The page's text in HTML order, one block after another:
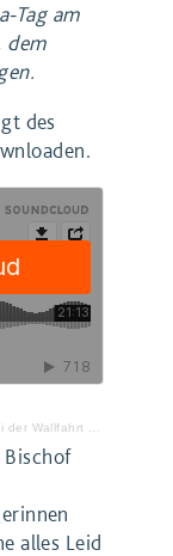
Tag am
dem
des
Mindelstetten
Bischof
alles Leid